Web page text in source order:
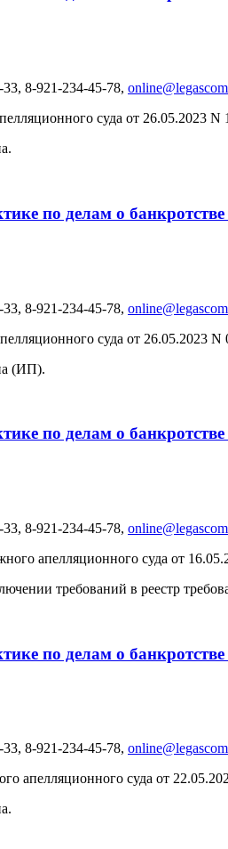
8-921-234-45-78,
суда от 26.05.2023
по делам о
8-921-234-45-78,
суда от 26.05.2023
(ИП).
по делам о
8-921-234-45-78,
апелляционного суда от
требований в реестр
по делам о
8-921-234-45-78,
апелляционного суда от